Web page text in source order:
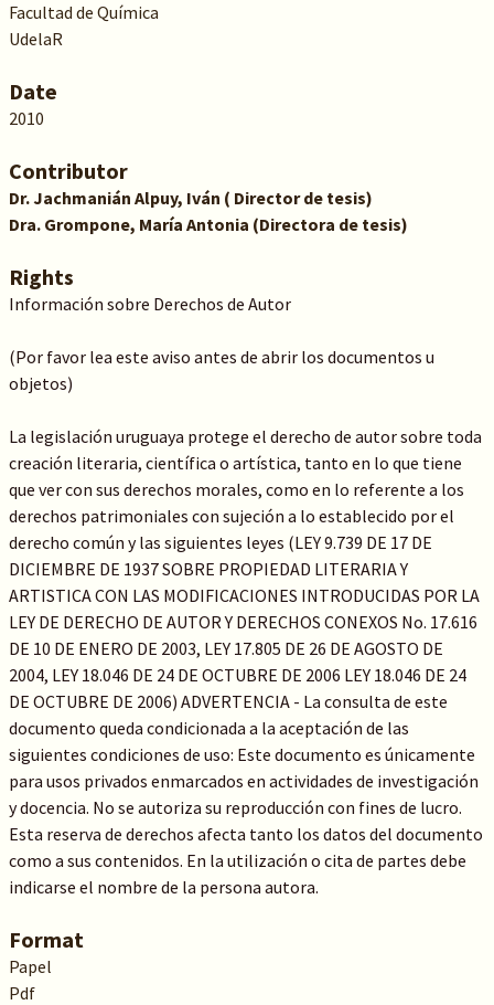
Facultad de Química
UdelaR
Date
2010
Contributor
Dr. Jachmanián Alpuy, Iván ( Director de tesis)
Dra. Grompone, María Antonia (Directora de tesis)
Rights
Información sobre Derechos de Autor
(Por favor lea este aviso antes de abrir los documentos u
objetos)
La legislación uruguaya protege el derecho de autor sobre toda
creación literaria, científica o artística, tanto en lo que tiene
que ver con sus derechos morales, como en lo referente a los
derechos patrimoniales con sujeción a lo establecido por el
derecho común y las siguientes leyes (LEY 9.739 DE 17 DE
DICIEMBRE DE 1937 SOBRE PROPIEDAD LITERARIA Y
ARTISTICA CON LAS MODIFICACIONES INTRODUCIDAS POR LA
LEY DE DERECHO DE AUTOR Y DERECHOS CONEXOS No. 17.616
DE 10 DE ENERO DE 2003, LEY 17.805 DE 26 DE AGOSTO DE
2004, LEY 18.046 DE 24 DE OCTUBRE DE 2006 LEY 18.046 DE 24
DE OCTUBRE DE 2006) ADVERTENCIA - La consulta de este
documento queda condicionada a la aceptación de las
siguientes condiciones de uso: Este documento es únicamente
para usos privados enmarcados en actividades de investigación
y docencia. No se autoriza su reproducción con fines de lucro.
Esta reserva de derechos afecta tanto los datos del documento
como a sus contenidos. En la utilización o cita de partes debe
indicarse el nombre de la persona autora.
Format
Papel
Pdf